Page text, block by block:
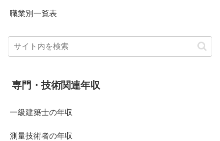
職業別一覧表
専門・技術関連年収
一級建築士の年収
測量技術者の年収